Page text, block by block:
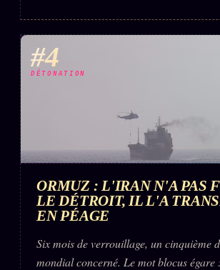
#4
DÉTONATION
ORMUZ : L'IRAN N'A PAS
LE DÉTROIT, IL L'A
EN PÉAGE
Six mois de verrouillage, un cinquième
mondial concerné. Le mot blocus égare